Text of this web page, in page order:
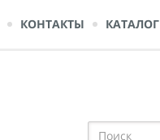
КОНТАКТЫ КАТАЛОГ